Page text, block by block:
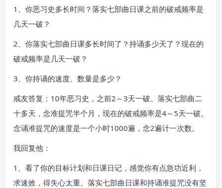
1、你恶习史多长时间？落实七部曲日课之前的破戒频率是
几天一破？
2、你落实七部曲日课多长时间了？持诵多少天了？现在的
破戒频率是几天一破？
3、你持诵的速度、数量是多少？
戒友答复：10年恶习史，之前2～3天一破。落实七部曲二
十多天，念准提咒半个月，现在的破戒频率是4～5天一破。
念诵准提咒的速度是一个小时1000遍，念2遍计一次数。
我回复他：
1、看了你的目标计划和日课日记，感觉你有点急功近利，
求速效，得失心太重。落实七部曲日课和持诵准提咒没有坚